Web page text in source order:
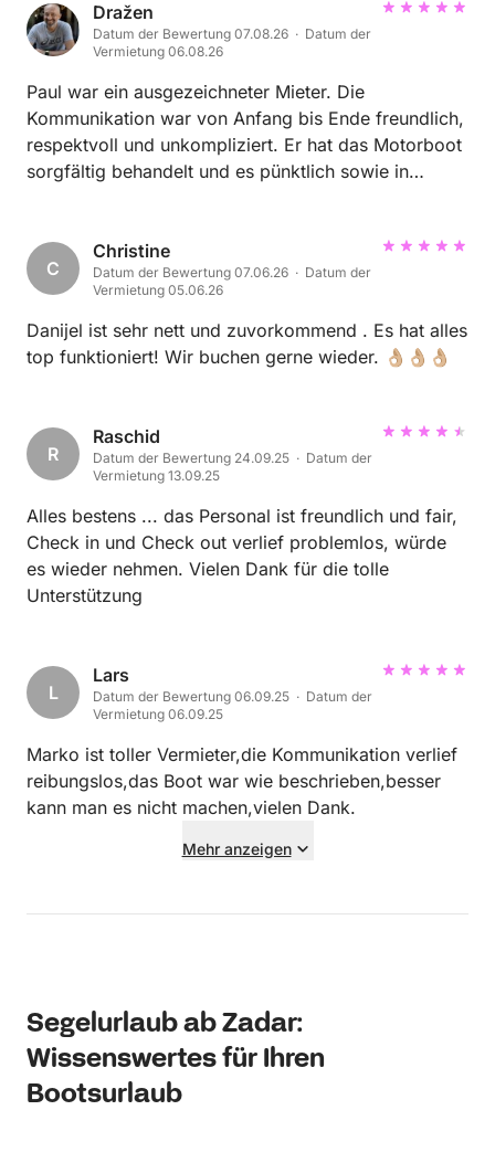
Dražen
Datum der Bewertung 07.08.26 · Datum der
Vermietung 06.08.26
Paul war ein ausgezeichneter Mieter. Die
Kommunikation war von Anfang bis Ende freundlich,
respektvoll und unkompliziert. Er hat das Motorboot
sorgfältig behandelt und es pünktlich sowie in
ihn anderen Bootsbesitzern uneingeschränkt
empfehlen. Vielen Dank und gerne bis zum nächsten
C
Christine
Datum der Bewertung 07.06.26 · Datum der
Vermietung 05.06.26
Danijel ist sehr nett und zuvorkommend . Es hat alles
top funktioniert! Wir buchen gerne wieder. 👌🏼👌🏼👌🏼
R
Raschid
Datum der Bewertung 24.09.25 · Datum der
Vermietung 13.09.25
Alles bestens ... das Personal ist freundlich und fair,
Check in und Check out verlief problemlos, würde
es wieder nehmen. Vielen Dank für die tolle
Unterstützung
L
Lars
Datum der Bewertung 06.09.25 · Datum der
Vermietung 06.09.25
Marko ist toller Vermieter,die Kommunikation verlief
reibungslos,das Boot war wie beschrieben,besser
kann man es nicht machen,vielen Dank.
Mehr anzeigen
Segelurlaub ab Zadar:
Wissenswertes für Ihren
Bootsurlaub